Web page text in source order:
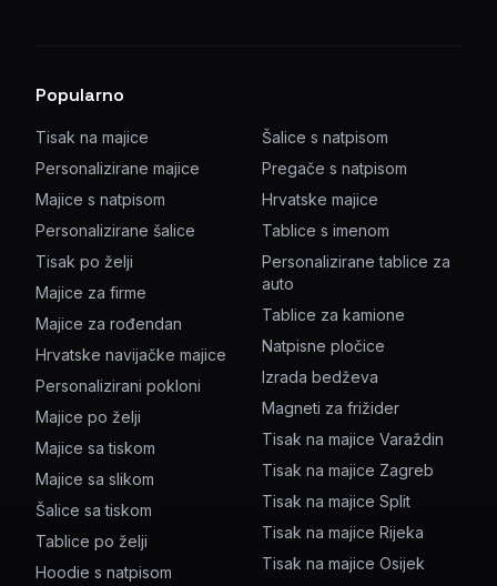
Popularno
Tisak na majice
Personalizirane majice
Majice s natpisom
Personalizirane šalice
Tisak po želji
Majice za firme
Majice za rođendan
Hrvatske navijačke majice
Personalizirani pokloni
Majice po želji
Majice sa tiskom
Majice sa slikom
Šalice sa tiskom
Tablice po želji
Hoodie s natpisom
Šalice s natpisom
Pregače s natpisom
Hrvatske majice
Tablice s imenom
Personalizirane tablice za
auto
Tablice za kamione
Natpisne pločice
Izrada bedževa
Magneti za frižider
Tisak na majice Varaždin
Tisak na majice Zagreb
Tisak na majice Split
Tisak na majice Rijeka
Tisak na majice Osijek